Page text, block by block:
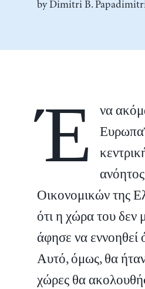
byDimitri B.
Έ
να
Οικονομικών της
ότι η χώρα του δεν
άφησε να εννοηθεί
Αυτό, όμως, θα
χώρες θα